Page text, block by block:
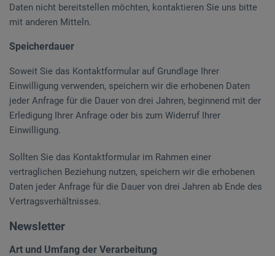
Daten nicht bereitstellen möchten, kontaktieren Sie uns bitte
mit anderen Mitteln.
Speicherdauer
Soweit Sie das Kontaktformular auf Grundlage Ihrer
Einwilligung verwenden, speichern wir die erhobenen Daten
jeder Anfrage für die Dauer von drei Jahren, beginnend mit der
Erledigung Ihrer Anfrage oder bis zum Widerruf Ihrer
Einwilligung.
Sollten Sie das Kontaktformular im Rahmen einer
vertraglichen Beziehung nutzen, speichern wir die erhobenen
Daten jeder Anfrage für die Dauer von drei Jahren ab Ende des
Vertragsverhältnisses.
Newsletter
Art und Umfang der Verarbeitung